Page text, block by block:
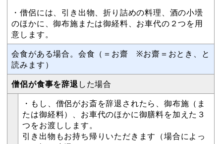
・僧侶には、引き出物、折り詰めの料理、酒の小壜
のほかに、御布施または御経料、お車代の２つを用
意します。
会食がある場合。会食（＝お齋 ※お齋＝おとき、と
読みます）
僧侶が食事を辞退した場合
・もし、僧侶がお斎を辞退されたら、御布施（ま
たは御経料）、お車代のほかに御膳料を加えた３
つをお渡しします。
引き出物もお持ち帰りいただきます（場合によっ